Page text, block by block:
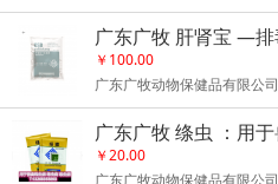
广东广牧 肝肾宝 —
排胎毒 排囊毒 抗应激
￥100.00
广东广牧动物保健品有限公司
广东广牧 绦虫 ：用
￥20.00
广东广牧动物保健品有限公司